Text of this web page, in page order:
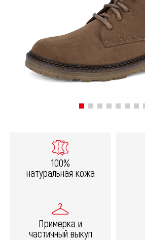
100%
натуральная кожа
Примерка и
частичный выкуп